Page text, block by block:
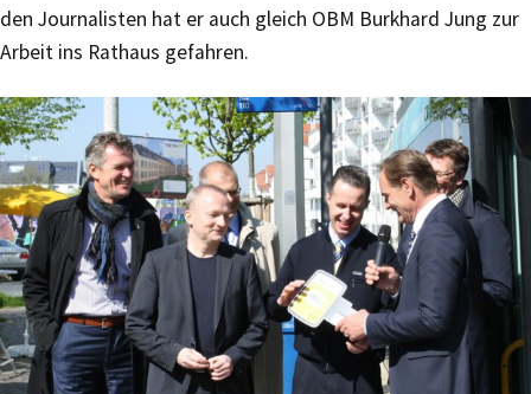
den Journalisten hat er auch gleich OBM Burkhard Jung zur
Arbeit ins Rathaus gefahren.